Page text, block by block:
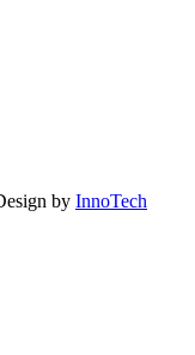
by InnoTech